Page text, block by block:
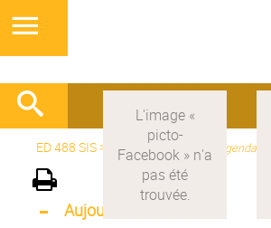
ED 488 SIS> Version française Agenda
Aujourd'hui